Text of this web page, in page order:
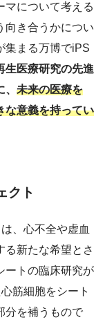
マについて考える
向き合うかについ
集まる万博でiPS
生医療研究の先進
未来の医療を
な意義を持ってい
クト
、心不全や虚血
る新たな希望とさ
ートの臨床研究が
筋細胞をシート
分を補うもので